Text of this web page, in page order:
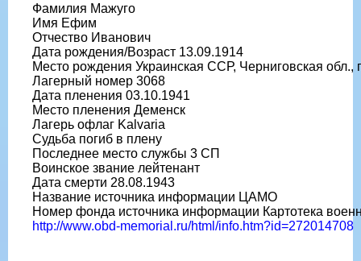
Фамилия Мажуго
Имя Ефим
Отчество Иванович
Дата рождения/Возраст 13.09.1914
Место рождения Украинская ССР, Черниговская обл.,
Лагерный номер 3068
Дата пленения 03.10.1941
Место пленения Деменск
Лагерь офлаг Kalvaria
Судьба погиб в плену
Последнее место службы 3 СП
Воинское звание лейтенант
Дата смерти 28.08.1943
Название источника информации ЦАМО
Номер фонда источника информации Картотека
http://www.obd-memorial.ru/html/info.htm?id=272014708